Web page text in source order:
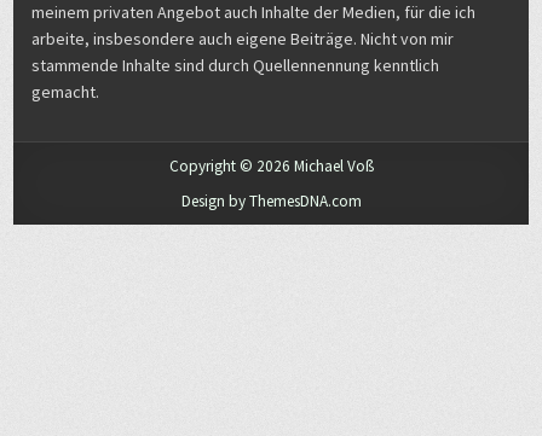
meinem privaten Angebot auch Inhalte der Medien, für die ich
arbeite, insbesondere auch eigene Beiträge. Nicht von mir
stammende Inhalte sind durch Quellennennung kenntlich
gemacht.
Copyright © 2026 Michael Voß
Design by ThemesDNA.com